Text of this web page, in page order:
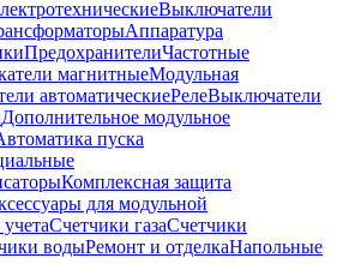
Выключатели
Аппаратура
ПредохранителиЧастотные
магнитныеМодульная
автоматическиеРелеВыключатели
Дополнительное модульное
пуска
Комплексная защита
для модульной
Счетчики газаСчетчики
водыРемонт и отделкаНапольные